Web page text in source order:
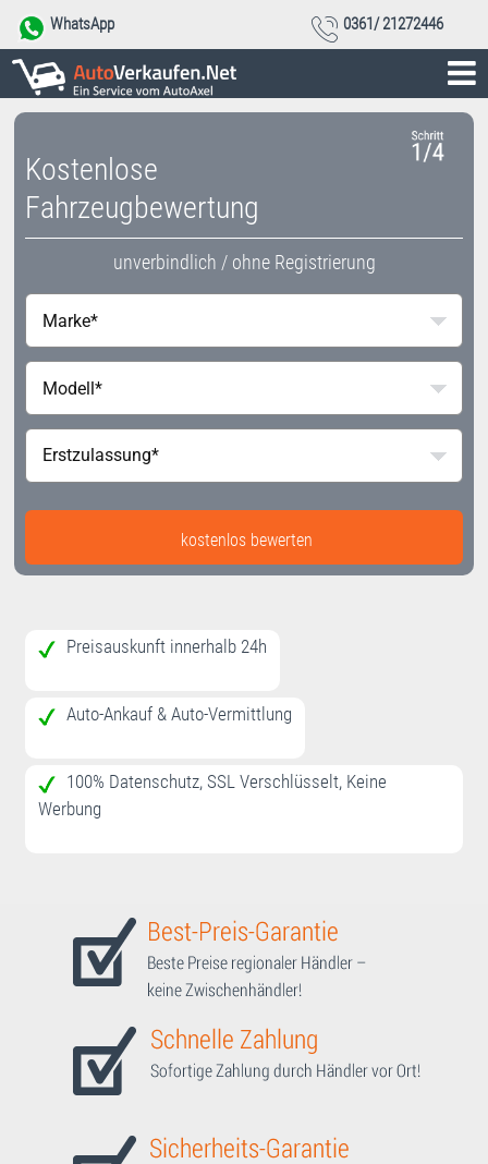
WhatsApp 0361/ 21272446
Kostenlose
Fahrzeugbewertung
unverbindlich / ohne Registrierung
kostenlos bewerten
Preisauskunft innerhalb 24h
Auto-Ankauf & Auto-Vermittlung
100% Datenschutz, SSL Verschlüsselt, Keine
Werbung